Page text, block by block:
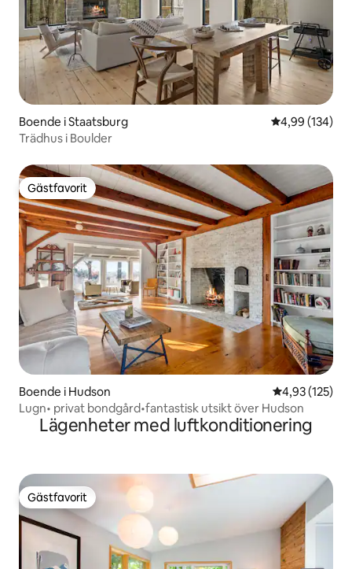
Boende i Staatsburg 4,99 av 5 i
4,99 (134)
Trädhus i Boulder
Gästfavorit
Gästfavorit
Boende i Hudson 4,93 av 5 i
4,93 (125)
Lugn• privat bondgård•fantastisk utsikt över Hudson
Lägenheter med luftkonditionering
Gästfavorit
Gästfavorit